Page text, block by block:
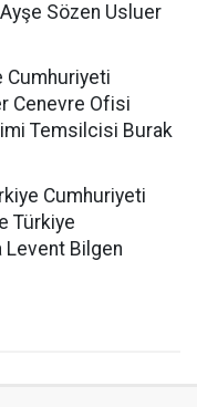
Sözen Usluer
Cumhuriyeti
Cenevre Ofisi
Temsilcisi Burak
Cumhuriyeti
Türkiye
Bilgen